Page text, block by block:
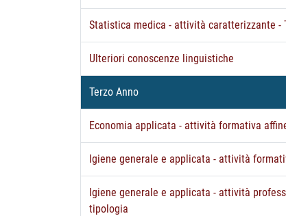
Statistica medica - attività caratterizzante -
Ulteriori conoscenze linguistiche
Terzo Anno
Economia applicata - attività formativa
Igiene generale e applicata - attività
Igiene generale e applicata - attività
tipologia